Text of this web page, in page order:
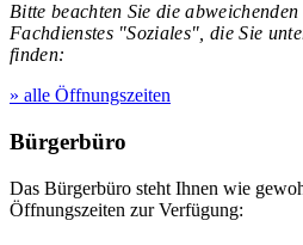
Bitte beachten Sie die
Fachdienstes "Soziales", die Sie
finden:
» alle Öffnungszeiten
Bürgerbüro
Das Bürgerbüro steht Ihnen wie
Öffnungszeiten zur Verfügung: